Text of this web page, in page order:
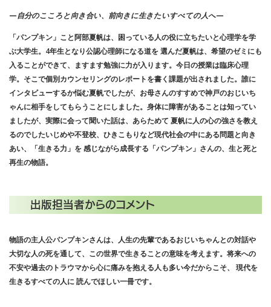
—自分のこころと向き合い、前向きに生きたいすべての人へ—
「パンプキン」こと阿部夏帆は、困っている人の役に立ちたいと心理学を学
ぶ大学生。4年生となり公認心理師になる道を 選んだ夏帆は、希望のゼミにも
入ることができて、ますます勉強に力が入ります。今日の授業は臨床心理
学。そこで個別カウンセリングのレポートを書く課題が出されました。誰に
インタビューするか悩む夏帆でしたが、お母さんのすすめで神戸のおじいち
ゃんに相手をしてもらうことにしました。身体に障害があることは知ってい
ましたが、実際に会って聞いた話は、あらためて 夏帆に人の心の強さを教え
るのでしたいじめや不登校、ひきこもりなど現代社会の中にある問題と向き
あい、「生きる力」を 感じながら成長する「パンプキン」さんの、生と死と
再生の物語。
出版担当者からのコメント
物語の主人公パンプキンさんは、人生の先輩であるおじいちゃんとの対話や
大切な人の死を通して、この世界で生きることの意味を考えます。将来への
不安や過去のトラウマから心に痛みを抱える人も多い今だからこそ、 現代を
生きるすべての人に 読んでほしい一冊です。